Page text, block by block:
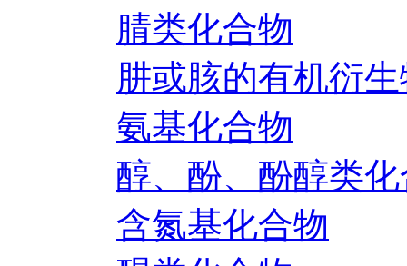
腈类化合物
肼或胲的有机衍
氨基化合物
醇、酚、酚醇类
含氮基化合物